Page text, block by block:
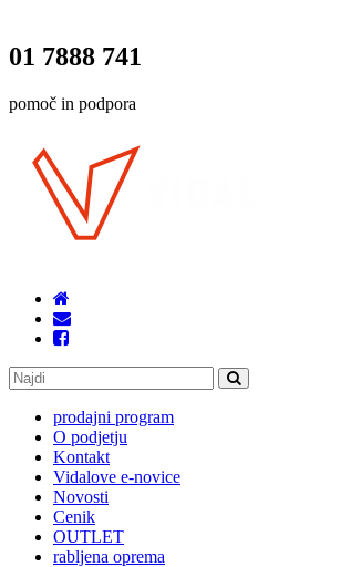
01 7888 741
pomoč in podpora
prodajni program
O podjetju
Kontakt
Vidalove e-novice
Novosti
Cenik
OUTLET
rabljena oprema